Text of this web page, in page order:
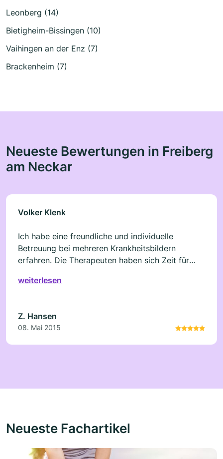
Leonberg (14)
Bietigheim-Bissingen (10)
Vaihingen an der Enz (7)
Brackenheim (7)
Neueste Bewertungen in Freiberg
am Neckar
Volker Klenk
Ich habe eine freundliche und individuelle
Betreuung bei mehreren Krankheitsbildern
erfahren. Die Therapeuten haben sich Zeit für
Ich fühlte nach den Behandlungen eine Besserung
weiterlesen
Z. Hansen
08. Mai 2015
Neueste Fachartikel